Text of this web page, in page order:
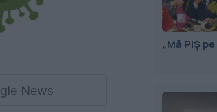
News
„Mă PIȘ